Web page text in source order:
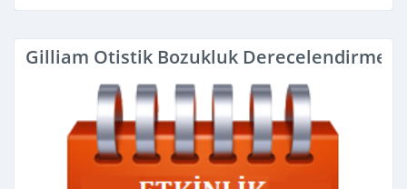
Gilliam Otistik Bozukluk Derecelendirme